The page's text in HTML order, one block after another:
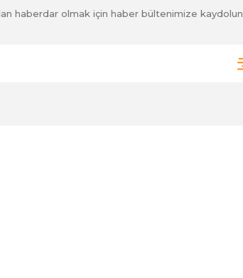
haberdar olmak için haber bültenimize kaydolun